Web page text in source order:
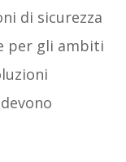
di sicurezza
per gli ambiti